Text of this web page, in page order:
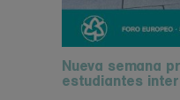
Nueva semana
estudiantes